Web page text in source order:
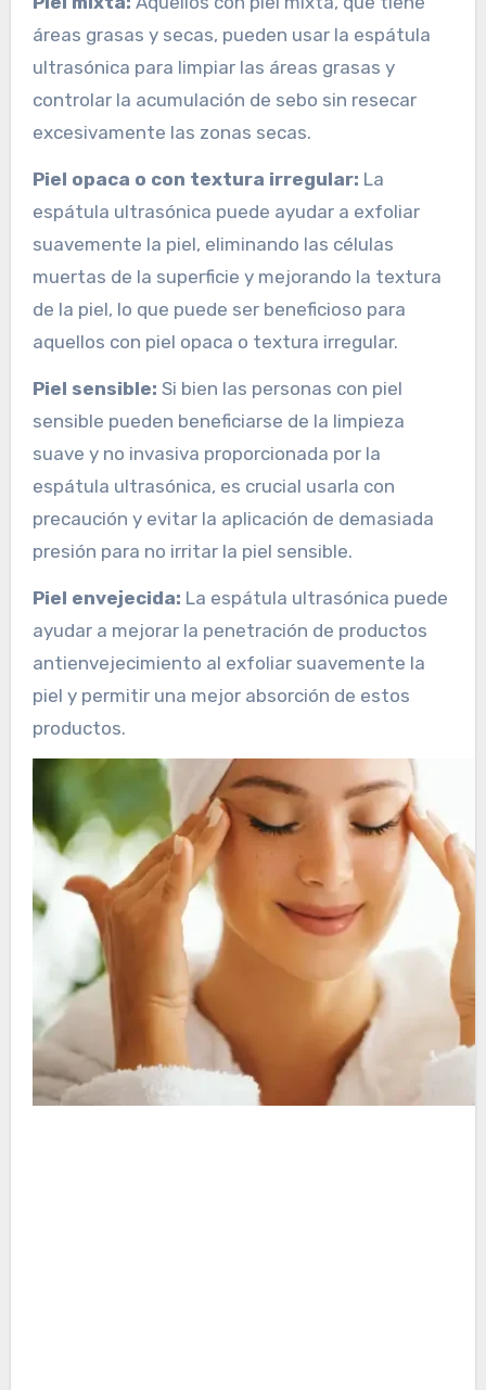
áreas grasas y secas, pueden usar la espátula
ultrasónica para limpiar las áreas grasas y
controlar la acumulación de sebo sin resecar
excesivamente las zonas secas.
Piel opaca o con textura irregular: La
espátula ultrasónica puede ayudar a exfoliar
suavemente la piel, eliminando las células
muertas de la superficie y mejorando la textura
de la piel, lo que puede ser beneficioso para
aquellos con piel opaca o textura irregular.
Piel sensible: Si bien las personas con piel
sensible pueden beneficiarse de la limpieza
suave y no invasiva proporcionada por la
espátula ultrasónica, es crucial usarla con
precaución y evitar la aplicación de demasiada
presión para no irritar la piel sensible.
Piel envejecida: La espátula ultrasónica puede
ayudar a mejorar la penetración de productos
antienvejecimiento al exfoliar suavemente la
piel y permitir una mejor absorción de estos
productos.